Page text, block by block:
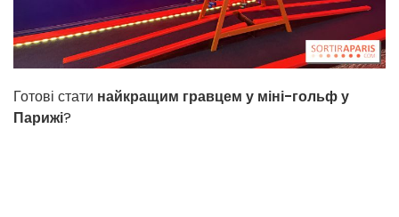
Готові стати найкращим гравцем у міні-гольф у
Парижі?